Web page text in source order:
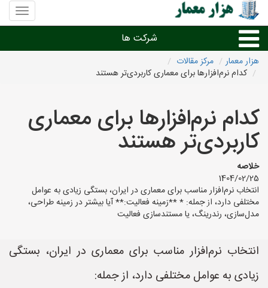
منوی
سایت
معمار
شرکت ها
طراحی داخلی و دکوراسیون داخلی
دیگر امور معماری
شرکت های معماری شهرها
هزار معمار
مرکز مقالات
کدام نرم‌افزارها برای معماری کاربردی‌تر هستند
کدام نرم‌افزارها برای معماری
کاربردی‌تر هستند
خلاصه
1404/02/25
انتخاب نرم‌افزار مناسب برای معماری در ایران، بستگی زیادی به عوامل
مختلفی دارد، از جمله: * **زمینه فعالیت:** آیا بیشتر در زمینه طراحی،
مدل‌سازی، رندرینگ، یا مستندسازی فعالیت
انتخاب نرم‌افزار مناسب برای معماری در ایران، بستگی
زیادی به عوامل مختلفی دارد، از جمله: